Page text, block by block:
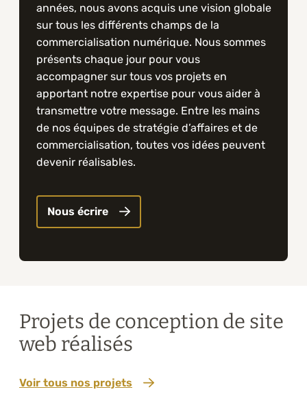
années, nous avons acquis une vision globale
sur tous les différents champs de la
commercialisation numérique. Nous sommes
présents chaque jour pour vous
accompagner sur tous vos projets en
apportant notre expertise pour vous aider à
transmettre votre message. Entre les mains
de nos équipes de stratégie d’affaires et de
commercialisation, toutes vos idées peuvent
devenir réalisables.
Nous écrire
Projets de conception de site
web réalisés
Voir tous nos projets